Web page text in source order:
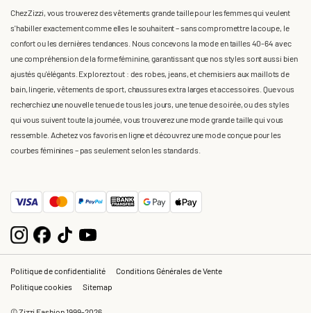
Chez Zizzi, vous trouverez des vêtements grande taille pour les femmes qui veulent
s'habiller exactement comme elles le souhaitent – sans compromettre la coupe, le
confort ou les dernières tendances. Nous concevons la mode en tailles 40-64 avec
une compréhension de la forme féminine, garantissant que nos styles sont aussi bien
ajustés qu'élégants. Explorez tout : des robes, jeans, et chemisiers aux maillots de
bain, lingerie, vêtements de sport, chaussures extra larges et accessoires. Que vous
recherchiez une nouvelle tenue de tous les jours, une tenue de soirée, ou des styles
qui vous suivent toute la journée, vous trouverez une mode grande taille qui vous
ressemble. Achetez vos favoris en ligne et découvrez une mode conçue pour les
courbes féminines – pas seulement selon les standards.
Politique de confidentialité
Conditions Générales de Vente
Politique cookies
Sitemap